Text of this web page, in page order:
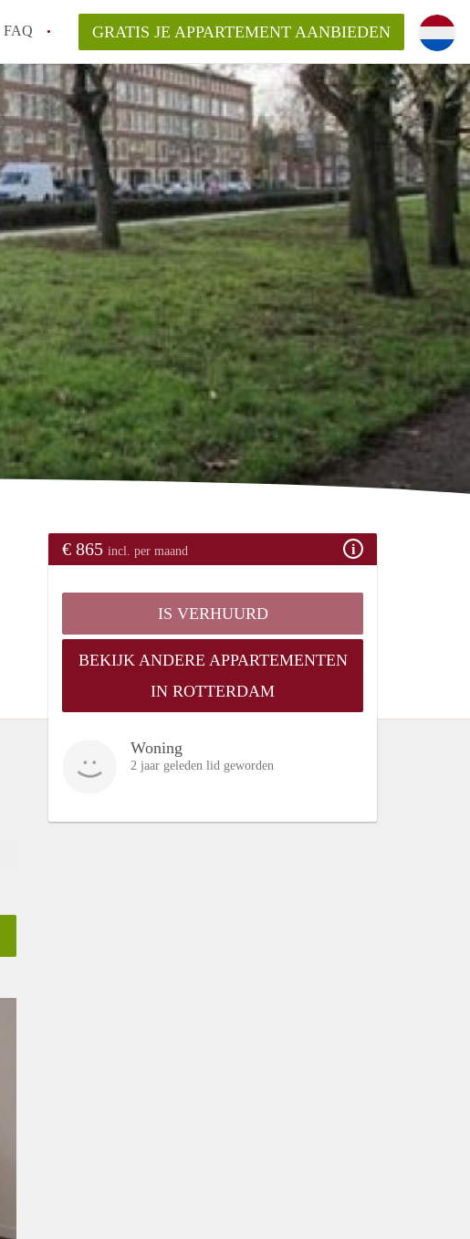
FAQ
op een Appartement in Rotterdam?
AppartementenRotterdam?
GRATIS JE APPARTEMENT AANBIEDEN
€ 865 incl. per maand
IS VERHUURD
BEKIJK ANDERE APPARTEMENTEN
IN ROTTERDAM
Woning
2 jaar geleden lid geworden